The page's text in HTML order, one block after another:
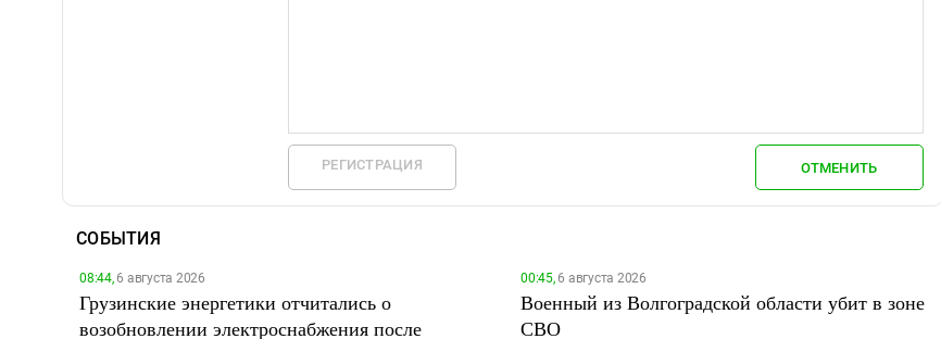
РЕГИСТРАЦИЯ ОТМЕНИТЬ
СОБЫТИЯ
08:44,6 августа 2026
Грузинские энергетики отчитались о
возобновлении электроснабжения после
00:45,6 августа 2026
Военный из Волгоградской области убит в зоне
СВО